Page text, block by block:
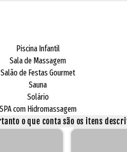
Piscina Infantil
Sala de Massagem
Salão de Festas Gourmet
Sauna
Solário
com Hidromassagem
o que conta são os itens